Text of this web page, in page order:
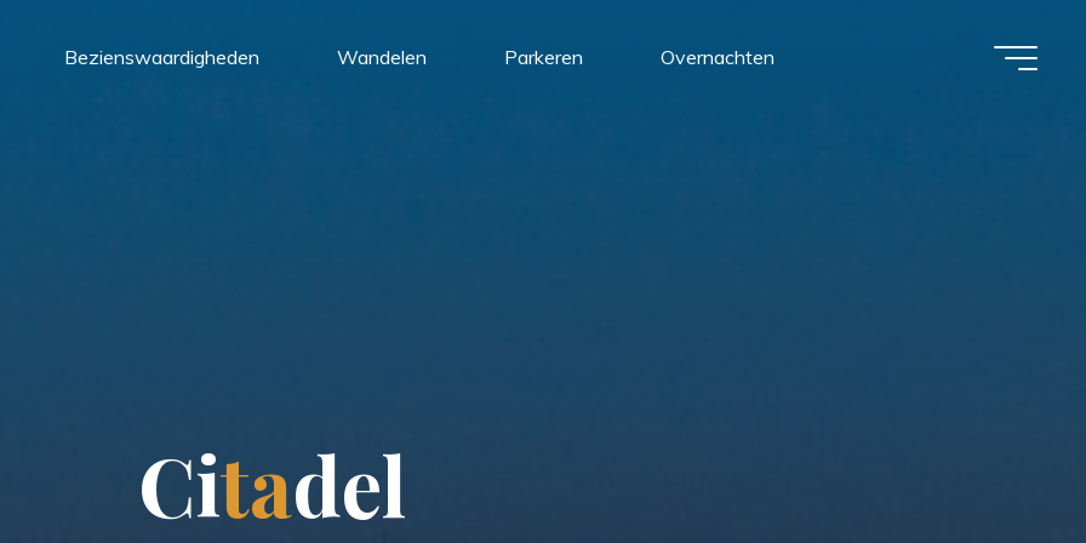
Bezienswaardigheden Wandelen Parkeren Overnachten
Citadel